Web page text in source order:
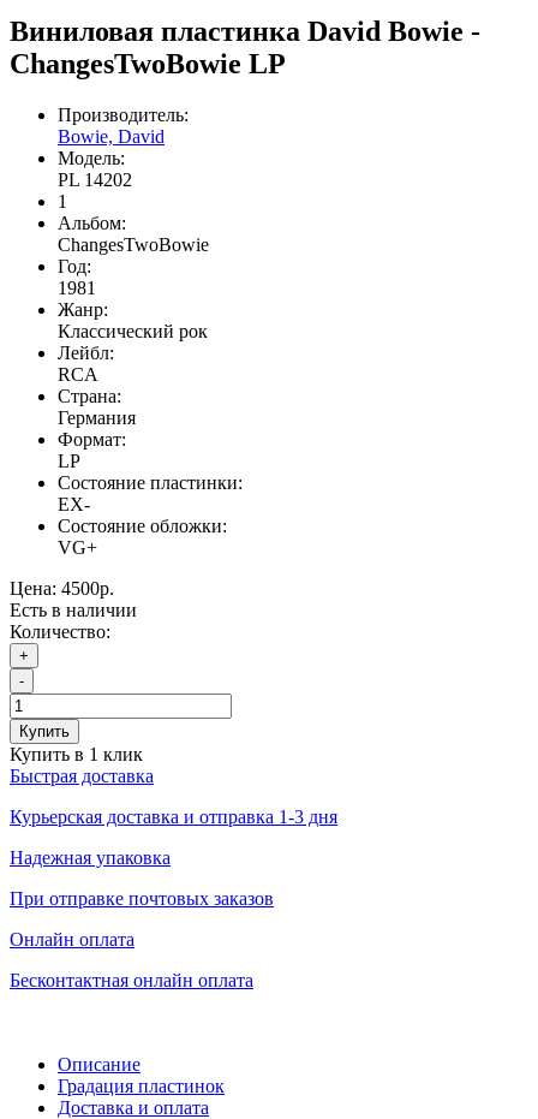
Виниловая пластинка David Bowie -
ChangesTwoBowie LP
Производитель:
Bowie, David
Модель:
PL 14202
1
Альбом:
ChangesTwoBowie
Год:
1981
Жанр:
Классический рок
Лейбл:
RCA
Страна:
Германия
Формат:
LP
Состояние пластинки:
EX-
Состояние обложки:
VG+
Цена: 4500р.
Есть в наличии
Количество:
+
-
Купить
Купить в 1 клик
Быстрая доставка
Курьерская доставка и отправка 1-3 дня
Надежная упаковка
При отправке почтовых заказов
Онлайн оплата
Бесконтактная онлайн оплата
Описание
Градация пластинок
Доставка и оплата